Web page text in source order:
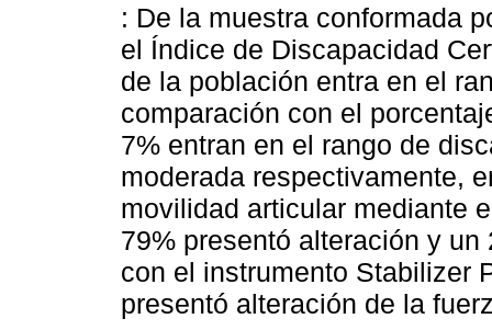
: De la muestra conformada
el Índice de Discapacidad
de la población entra en el
comparación con el
7% entran en el rango de
moderada respectivamente,
movilidad articular mediante
79% presentó alteración y
con el instrumento Stabilizer
presentó alteración de la